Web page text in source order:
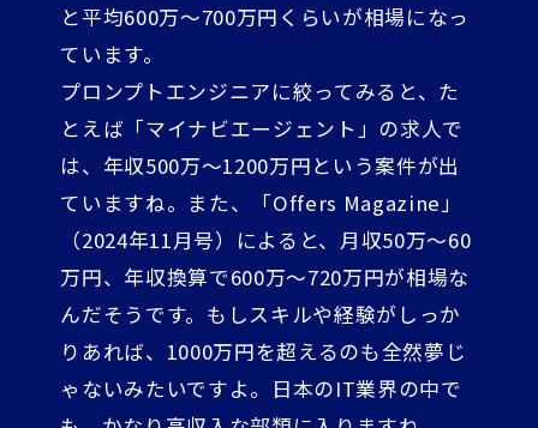
と平均600万～700万円くらいが相場になっ
ています。
プロンプトエンジニアに絞ってみると、た
とえば「マイナビエージェント」の求人で
は、年収500万～1200万円という案件が出
ていますね。また、「Offers Magazine」
（2024年11月号）によると、月収50万～60
万円、年収換算で600万～720万円が相場な
んだそうです。もしスキルや経験がしっか
りあれば、1000万円を超えるのも全然夢じ
ゃないみたいですよ。日本のIT業界の中で